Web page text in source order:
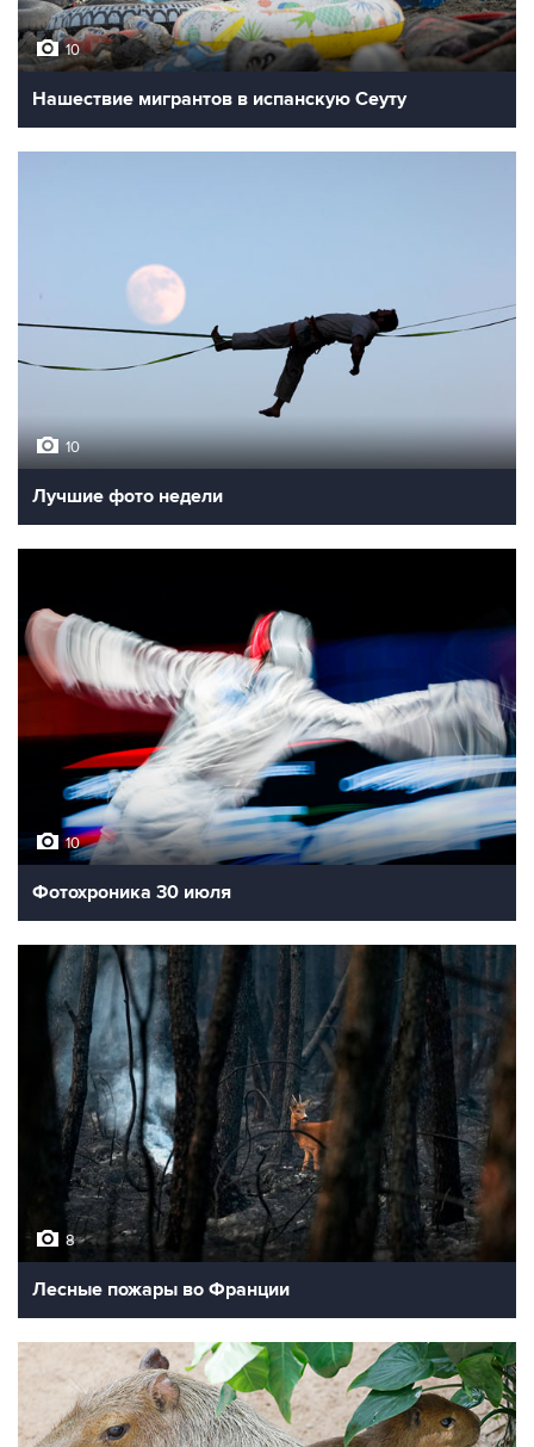
10
Нашествие мигрантов в испанскую Сеуту
10
Лучшие фото недели
10
Фотохроника 30 июля
8
Лесные пожары во Франции